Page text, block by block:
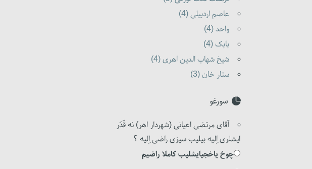
عاصم اردبیلی (4)
واحد (4)
بابک (4)
شیخ شهاب الدین اهری (4)
ستار خان (3)
سورغو
آقای مرتضی اعیانی (شهردار اهر) نه قَدَر
ایشلری اِلیه بیلیب سیزی راضی اِلیه ؟
چوخ یاخجیایشلیب کاملا راضیم